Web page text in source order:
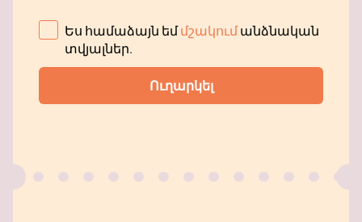
Ես համաձայն եմմշակումանձնական
տվյալներ.
Ուղարկել